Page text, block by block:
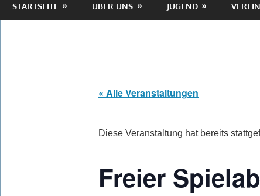
STARTSEITE ÜBER UNS JUGEND
« Alle Veranstaltungen
Diese Veranstaltung hat bereits
Freier